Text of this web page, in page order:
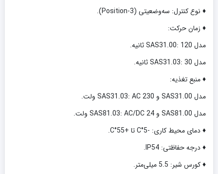
♦ نوع کنترل: سه‌وضعیتی (3-Position).
♦ زمان حرکت:
مدل SAS31.00: 120 ثانیه.
مدل SAS31.03: 30 ثانیه.
♦ منبع تغذیه:
مدل SAS31.00 و SAS31.03: AC 230 ولت.
مدل SAS81.00 و SAS81.03: AC/DC 24 ولت.
♦ دمای محیط کاری: -5°C تا +55°C.
♦ درجه حفاظتی: IP54.
♦ کورس شیر: 5.5 میلی‌متر.